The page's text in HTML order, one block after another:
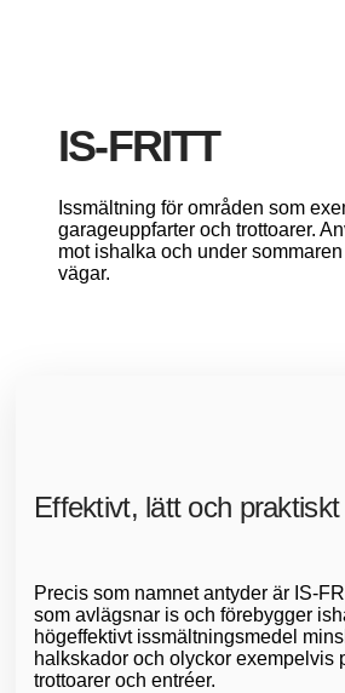
IS-FRITT
Issmältning för områden som
garageuppfarter och trottoarer.
mot ishalka och under
vägar.
Effektivt, lätt och praktiskt
Precis som namnet antyder är IS-
som avlägsnar is och förebygger
högeffektivt issmältningsmedel
halkskador och olyckor exempelvis
trottoarer och entréer.